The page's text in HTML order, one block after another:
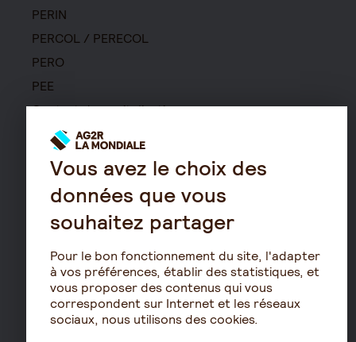
PERIN
PERCOL / PERECOL
PERO
PEE
Contrat de capitalisation
Rente viagère
Retraite
Résidence avec services
pour seniors
Le fonctionnement de
Les démarches de départ
à la retraite
Le calcul de la retraite
Vous avez le choix des
données que vous
souhaitez partager
Pour le bon fonctionnement du site, l'adapter
à vos préférences, établir des statistiques, et
vous proposer des contenus qui vous
correspondent sur Internet et les réseaux
sociaux, nous utilisons des cookies.